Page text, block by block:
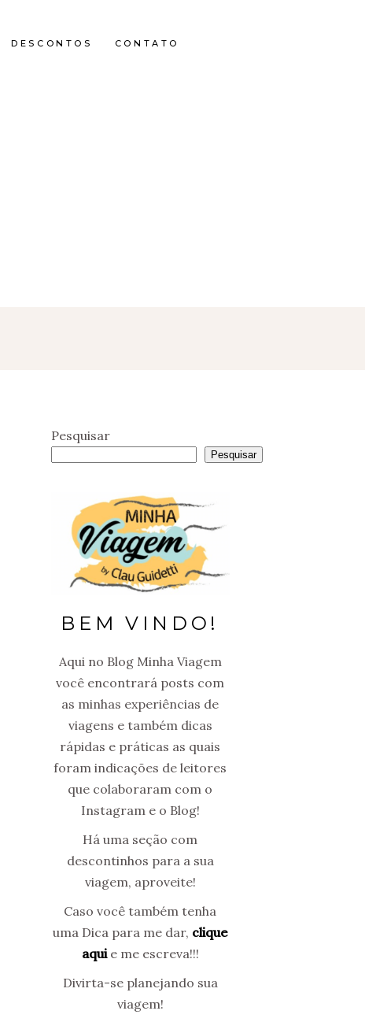
DESCONTOS CONTATO
Pesquisar
Pesquisar
BEM VINDO!
Aqui no Blog Minha Viagem
você encontrará posts com
as minhas experiências de
viagens e também dicas
rápidas e práticas as quais
foram indicações de leitores
que colaboraram com o
Instagram e o Blog!
Há uma seção com
descontinhos para a sua
viagem, aproveite!
Caso você também tenha
uma Dica para me dar, clique
aquie me escreva!!!
Divirta-se planejando sua
viagem!